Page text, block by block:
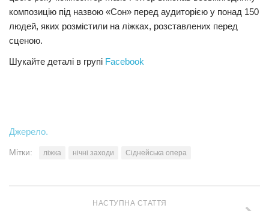
композицію під назвою «Сон» перед аудиторією у понад 150
людей, яких розмістили на ліжках, розставлених перед
сценою.
Шукайте деталі в групі Facebook
Джерело.
Мітки: ліжка нічні заходи Сіднейська опера
НАСТУПНА СТАТТЯ